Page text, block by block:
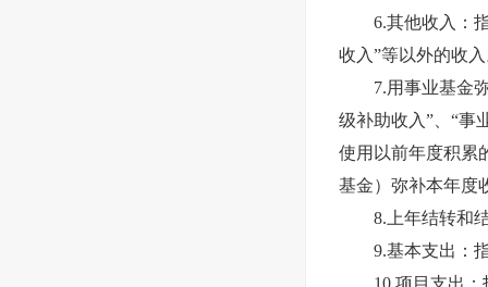
6.其他收入：指
收入”等以外的收
7.用事业基金弥
级补助收入”、“事
使用以前年度积累
基金）弥补本年度
8.上年结转和结
9.基本支出：指
10.项目支出：指